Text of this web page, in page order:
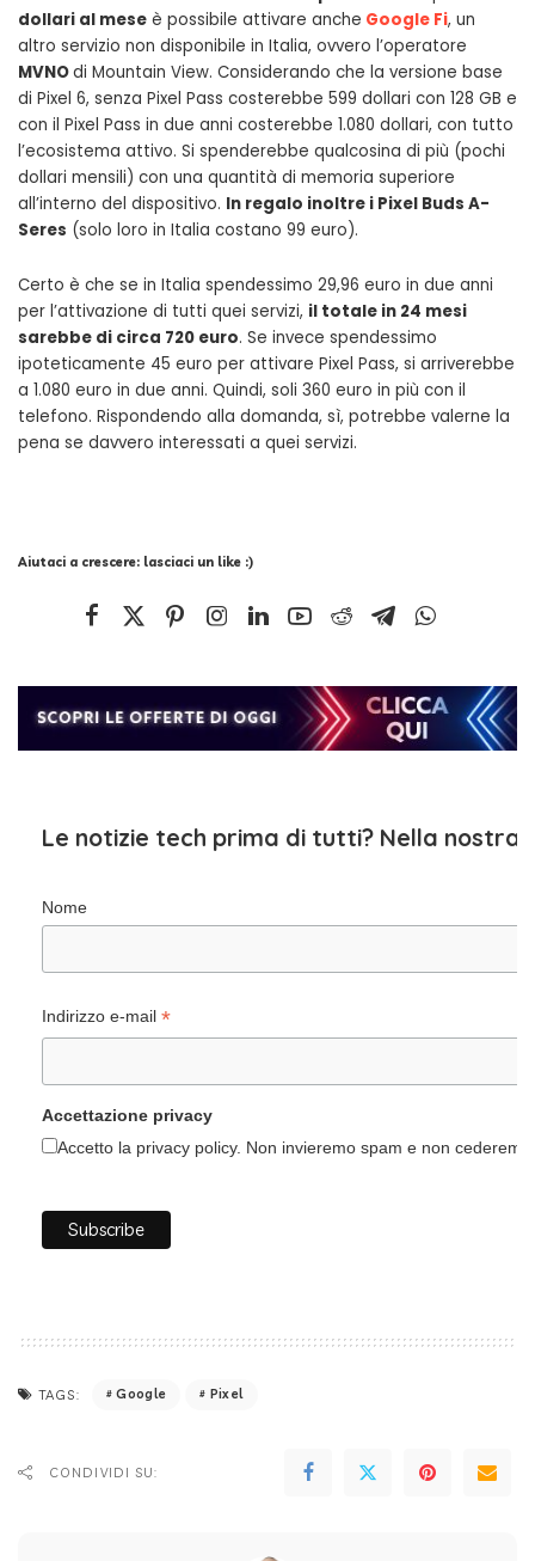
dollari al mese è possibile attivare anche Google Fi, un
altro servizio non disponibile in Italia, ovvero l’operatore
MVNOdi Mountain View. Considerando che la versione base
di Pixel 6, senza Pixel Pass costerebbe 599 dollari con 128 GB e
con il Pixel Pass in due anni costerebbe 1.080 dollari, con tutto
l’ecosistema attivo. Si spenderebbe qualcosina di più (pochi
dollari mensili) con una quantità di memoria superiore
all’interno del dispositivo. In regalo inoltre i Pixel Buds A-
Seres (solo loro in Italia costano 99 euro).
Certo è che se in Italia spendessimo 29,96 euro in due anni
per l’attivazione di tutti quei servizi, il totale in 24 mesi
sarebbe di circa 720 euro. Se invece spendessimo
ipoteticamente 45 euro per attivare Pixel Pass, si arriverebbe
a 1.080 euro in due anni. Quindi, soli 360 euro in più con il
telefono. Rispondendo alla domanda, sì, potrebbe valerne la
pena se davvero interessati a quei servizi.
Aiutaci a crescere: lasciaci un like :)
Le notizie tech prima di tutti? Nella nostra
Nome
Indirizzo e-mail *
Accettazione privacy
Accetto la privacy policy. Non invieremo spam e non
TAGS: Google Pixel
CONDIVIDI SU: